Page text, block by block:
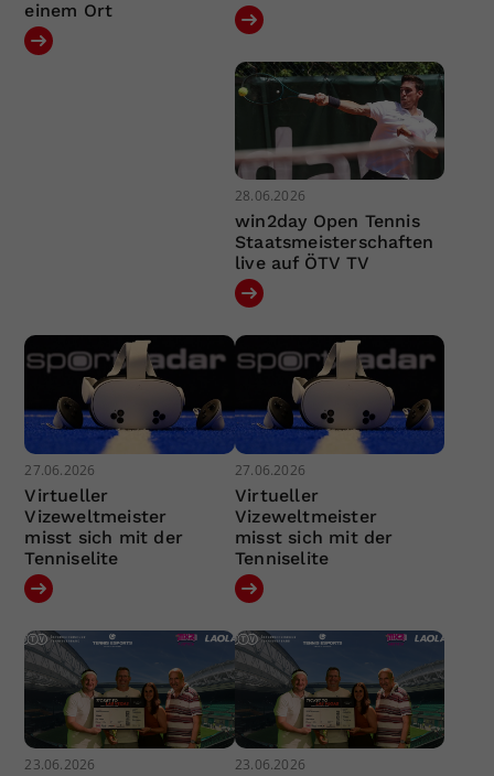
einem Ort
28.06.2026
win2day Open Tennis
Staatsmeisterschaften
live auf ÖTV TV
27.06.2026
Virtueller
Vizeweltmeister
misst sich mit der
Tenniselite
27.06.2026
Virtueller
Vizeweltmeister
misst sich mit der
Tenniselite
23.06.2026 23.06.2026